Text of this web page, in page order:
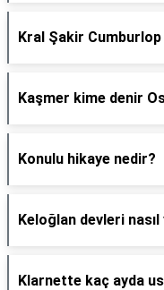
Kral Şakir
Kaşmer kime denir
Konulu hikaye nedir?
Keloğlan devleri nasıl
Klarnette kaç ayda